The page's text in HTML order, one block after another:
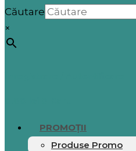
Căutare
×
PROMOȚII
Produse Promo